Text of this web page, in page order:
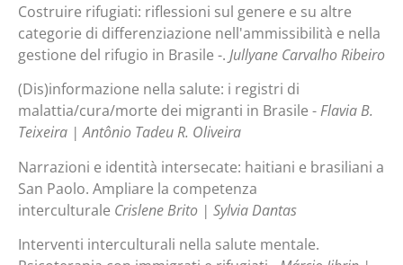
Costruire rifugiati: riflessioni sul genere e su altre
categorie di differenziazione nell'ammissibilità e nella
gestione del rifugio in Brasile -. Jullyane Carvalho Ribeiro
(Dis)informazione nella salute: i registri di
malattia/cura/morte dei migranti in Brasile -Flavia B.
Teixeira | Antônio Tadeu R. Oliveira
Narrazioni e identità intersecate: haitiani e brasiliani a
San Paolo. Ampliare la competenza
interculturale Crislene Brito | Sylvia Dantas
Interventi interculturali nella salute mentale.